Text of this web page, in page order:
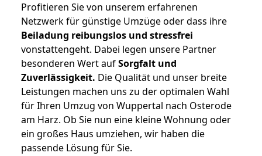
Profitieren Sie von unserem erfahrenen
Netzwerk für günstige Umzüge oder dass ihre
Beiladung reibungslos und stressfrei
vonstattengeht. Dabei legen unsere Partner
besonderen Wert aufSorgfalt und
Zuverlässigkeit. Die Qualität und unser breite
Leistungen machen uns zu der optimalen Wahl
für Ihren Umzug von Wuppertal nach Osterode
am Harz. Ob Sie nun eine kleine Wohnung oder
ein großes Haus umziehen, wir haben die
passende Lösung für Sie.